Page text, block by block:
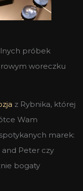
próbek
woreczku
z Rybnika, której
Wam
marek:
and Peter czy
bogaty